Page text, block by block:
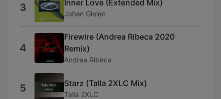
3 Inner Love (Extended Mix)
Johan Gielen
4
Firewire (Andrea Ribeca 2020
Remix)
Andrea Ribeca
5 Starz (Talla 2XLC Mix)
Talla 2XLC